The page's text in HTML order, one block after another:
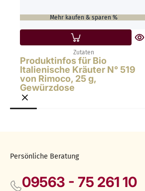
Mehr kaufen & sparen %
Zutaten
Produktinfos für Bio
Italienische Kräuter N° 519
von Rimoco, 25 g,
Gewürzdose
Persönliche Beratung
09563 - 75 261 10